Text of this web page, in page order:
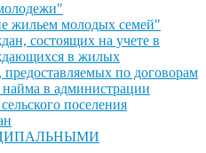
жильем молодых семей"
состоящих на учете в
в жилых
по договорам
найма в администрации
поселения